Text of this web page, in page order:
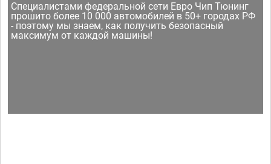
Специалистами федеральной сети Евро Чип Тюнинг
прошито более 10 000 автомобилей в 50+ городах РФ
- поэтому мы знаем, как получить безопасный
максимум от каждой машины!